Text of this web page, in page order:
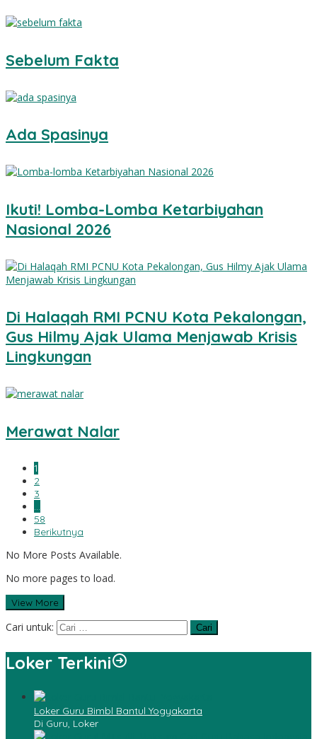
Sebelum Fakta
Ada Spasinya
Ikuti! Lomba-Lomba Ketarbiyahan
Nasional 2026
Di Halaqah RMI PCNU Kota Pekalongan,
Gus Hilmy Ajak Ulama Menjawab Krisis
Lingkungan
Merawat Nalar
1
2
3
…
58
Berikutnya
No More Posts Available.
No more pages to load.
View More
Cari untuk:
Loker Terkini
Loker Guru Bimbl Bantul Yogyakarta
Di Guru, Loker